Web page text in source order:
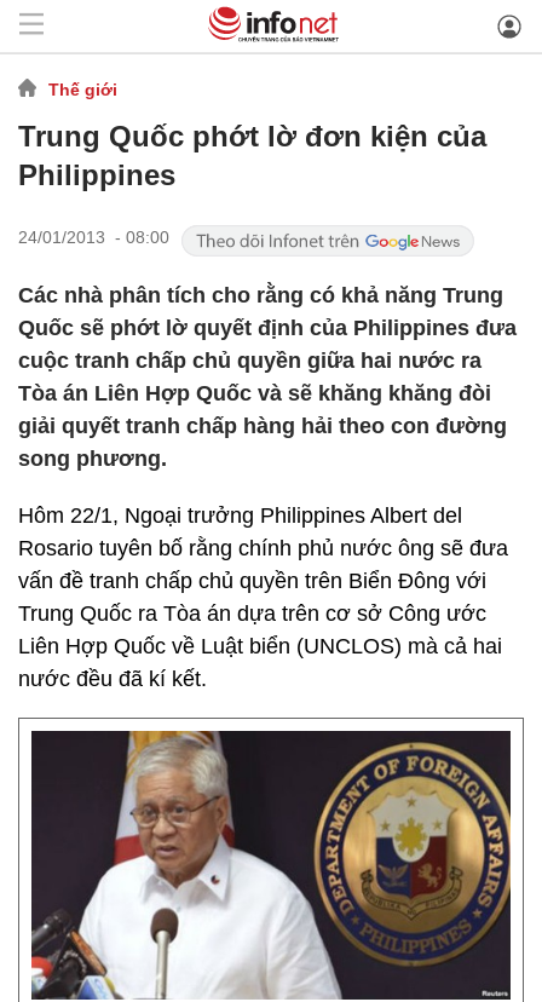
Thế giới
Trung Quốc phớt lờ đơn kiện của
Philippines
24/01/2013 - 08:00
Các nhà phân tích cho rằng có khả năng Trung
Quốc sẽ phớt lờ quyết định của Philippines đưa
cuộc tranh chấp chủ quyền giữa hai nước ra
Tòa án Liên Hợp Quốc và sẽ khăng khăng đòi
giải quyết tranh chấp hàng hải theo con đường
song phương.
Hôm 22/1, Ngoại trưởng Philippines Albert del
Rosario tuyên bố rằng chính phủ nước ông sẽ đưa
vấn đề tranh chấp chủ quyền trên Biển Đông với
Trung Quốc ra Tòa án dựa trên cơ sở Công ước
Liên Hợp Quốc về Luật biển (UNCLOS) mà cả hai
nước đều đã kí kết.